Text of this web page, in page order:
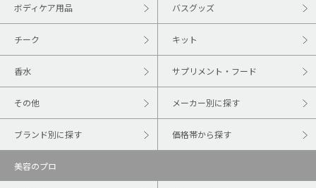
ボディケア用品 バスグッズ
チーク キット
香水 サプリメント・フード
その他 メーカー別に探す
ブランド別に探す 価格帯から探す
美容のプロ